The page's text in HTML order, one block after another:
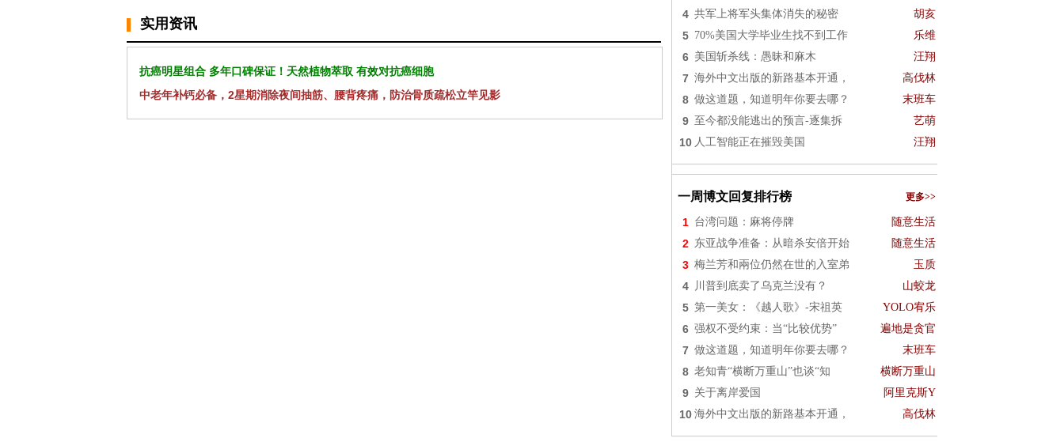
实用资讯
抗癌明星组合 多年口碑保证！天然植物萃取 有效对抗癌细胞
中老年补钙必备，2星期消除夜间抽筋、腰背疼痛，防治骨质疏松立竿见影
4 共军上将军头集体消失的秘密 胡亥
5 70%美国大学毕业生找不到工作 乐维
6 美国斩杀线：愚昧和麻木 汪翔
7 海外中文出版的新路基本开通， 高伐林
8 做这道题，知道明年你要去哪？ 末班车
9 至今都没能逃出的预言-逐集拆 艺萌
10 人工智能正在摧毁美国 汪翔
一周博文回复排行榜 更多>>
1 台湾问题：麻将停牌 随意生活
2 东亚战争准备：从暗杀安倍开始 随意生活
3 梅兰芳和兩位仍然在世的入室弟 玉质
4 川普到底卖了乌克兰没有？ 山蛟龙
5 第一美女：《越人歌》-宋祖英 YOLO宥乐
6 强权不受约束：当“比较优势” 遍地是贪官
7 做这道题，知道明年你要去哪？ 末班车
8 老知青“横断万重山”也谈“知 横断万重山
9 关于离岸爱国 阿里克斯Y
10 海外中文出版的新路基本开通， 高伐林